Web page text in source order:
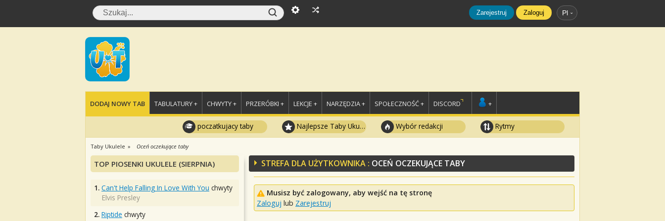
Zarejestruj Zaloguj Pl
DODAJ NOWY TAB TABULATURY + CHWYTY + PRZERÓBKI + LEKCJE + NARZĘDZIA + SPOŁECZNOŚĆ + DISCORD +
poczatkujacy taby Najlepsze Taby Ukulele Wybór redakcji Rytmy
Taby Ukulele Oceń oczekujące taby
STREFA DLA UŻYTKOWNIKA : OCEŃ OCZEKUJĄCE TABY
Musisz być zalogowany, aby wejść na tę stronę
Zaloguj lub Zarejestruj
TOP PIOSENKI UKULELE (SIERPNIA)
1. Can't Help Falling In Love With You chwyty
Elvis Presley
2. Riptide chwyty